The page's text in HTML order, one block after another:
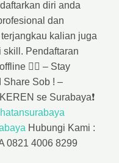
diri anda
dan
kalian juga
skill. Pendaftaran
👌🏼 – Stay
Share Sob ! –
se Surabaya❗
Hubungi Kami :
0821 4006 8299